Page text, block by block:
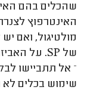
שהכלים בהם
האינטרפוץ
מולטיגול, ואם
של SP. על
– אל תתביישו
שימוש בכלים לא